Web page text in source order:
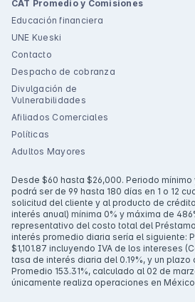
CAT Promedio y Comisiones
Educación financiera
UNE Kueski
Contacto
Despacho de cobranza
Divulgación de
Vulnerabilidades
Afiliados Comerciales
Políticas
Adultos Mayores
Desde $60 hasta $26,000. Periodo
podrá ser de 99 hasta 180 días en 1 o 12
solicitud del cliente y al producto de
interés anual) mínima 0% y máxima de
representativo del costo total del
interés promedio diaria sería el siguiente:
$1,101.87 incluyendo IVA de los intereses
tasa de interés diaria del 0.19%, y un plazo
Promedio 153.31%, calculado al 02 de
únicamente realiza operaciones en